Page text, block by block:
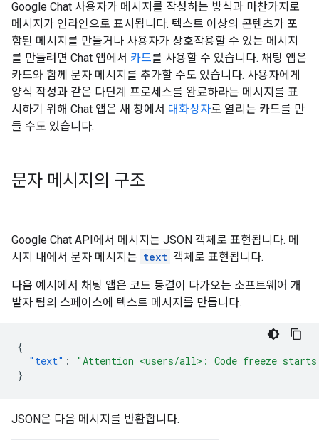
Google Chat 사용자가 메시지를 작성하는 방식과 마찬가지로
메시지가 인라인으로 표시됩니다. 텍스트 이상의 콘텐츠가 포
함된 메시지를 만들거나 사용자가 상호작용할 수 있는 메시지
를 만들려면 Chat 앱에서 카드를 사용할 수 있습니다. 채팅 앱은
카드와 함께 문자 메시지를 추가할 수도 있습니다. 사용자에게
양식 작성과 같은 다단계 프로세스를 완료하라는 메시지를 표
시하기 위해 Chat 앱은 새 창에서 대화상자로 열리는 카드를 만
들 수도 있습니다.
문자 메시지의 구조
Google Chat API에서 메시지는 JSON 객체로 표현됩니다. 메
시지 내에서 문자 메시지는 text 객체로 표현됩니다.
다음 예시에서 채팅 앱은 코드 동결이 다가오는 소프트웨어 개
발자 팀의 스페이스에 텍스트 메시지를 만듭니다.
{
"text" :
"Attention <users/all>: Code freeze
}
JSON은 다음 메시지를 반환합니다.